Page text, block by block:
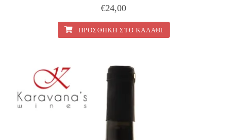
€24,00
ΠΡΟΣΘΉΚΗ ΣΤΟ ΚΑΛΆΘΙ